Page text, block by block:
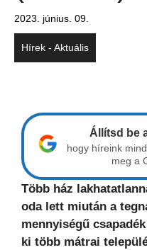
2023. június. 09.
Hírek - Aktuális
Állítsd be
hogy híreink
meg a
Több ház
oda lett miután a
mennyiségű
ki több mátrai